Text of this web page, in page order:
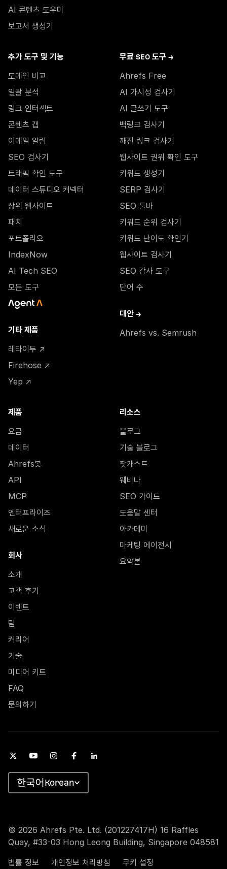
AI 콘텐츠 도우미
보고서 생성기
추가 도구 및 기능
도메인 비교
일괄 분석
링크 인터섹트
콘텐츠 갭
이메일 알림
SEO 검사기
트래픽 확인 도구
데이터 스튜디오 커넥터
상위 웹사이트
패치
포트폴리오
IndexNow
AI Tech SEO
모든 도구
기타 제품
레타이두 ↗
Firehose ↗
Yep ↗
무료 SEO 도구 →
Ahrefs Free
AI 가시성 검사기
AI 글쓰기 도구
백링크 검사기
깨진 링크 검사기
웹사이트 권위 확인 도구
키워드 생성기
SERP 검사기
SEO 툴바
키워드 순위 검사기
키워드 난이도 확인기
웹사이트 검사기
SEO 감사 도구
단어 수
대안 →
Ahrefs vs. Semrush
제품
요금
데이터
Ahrefs봇
API
MCP
엔터프라이즈
새로운 소식
회사
소개
고객 후기
이벤트
팀
커리어
기술
미디어 키트
FAQ
문의하기
리소스
블로그
기술 블로그
팟캐스트
웨비나
SEO 가이드
도움말 센터
아카데미
마케팅 에이전시
요약본
© 2026 Ahrefs Pte. Ltd. (201227417H) 16 Raffles
Quay, #33-03 Hong Leong Building, Singapore 048581
법률 정보
개인정보 처리방침 쿠키 설정
Korean